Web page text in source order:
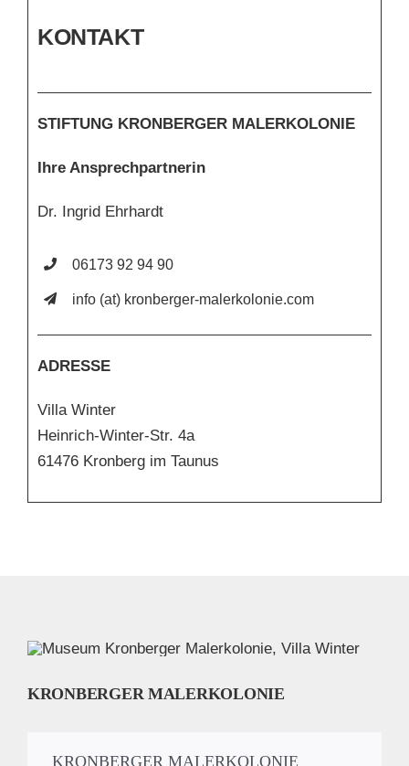
KONTAKT
STIFTUNG KRONBERGER MALERKOLONIE
Ihre Ansprechpartnerin
Dr. Ingrid Ehrhardt
06173 92 94 90
info (at) kronberger-malerkolonie.com
ADRESSE
Villa Winter
Heinrich-Winter-Str. 4a
61476 Kronberg im Taunus
KRONBERGER MALERKOLONIE
KRONBERGER MALERKOLONIE